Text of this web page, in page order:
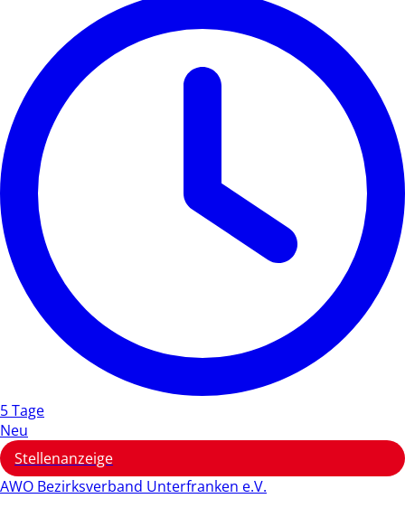
5 Tage
Neu
Stellenanzeige
AWO Bezirksverband Unterfranken e.V.